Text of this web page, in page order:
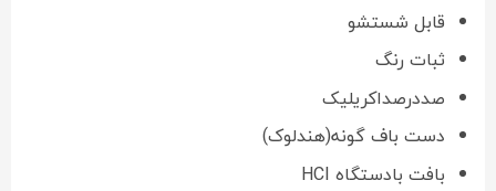
قابل شستشو
ثبات رنگ
صددرصداکریلیک
دست باف گونه(هندلوک)
بافت بادستگاه HCI